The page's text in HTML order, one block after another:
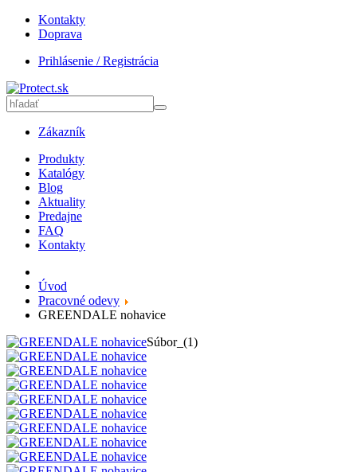
Kontakty
Doprava
Prihlásenie / Registrácia
Zákazník
Produkty
Katalógy
Blog
Aktuality
Predajne
FAQ
Kontakty
Úvod
Pracovné odevy
GREENDALE nohavice
Súbor_(1)